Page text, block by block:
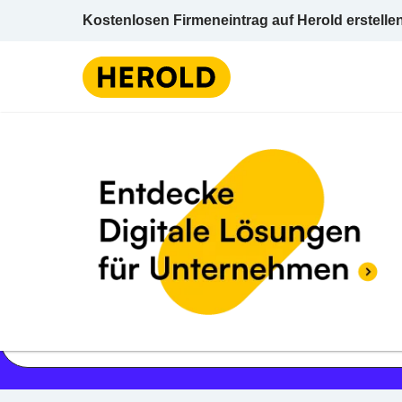
Kostenlosen Firmeneintrag auf Herold